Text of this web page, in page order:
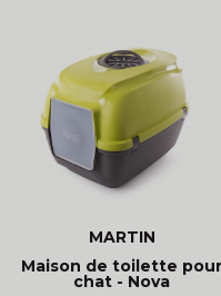
MARTIN
Maison de toilette pour
chat - Nova